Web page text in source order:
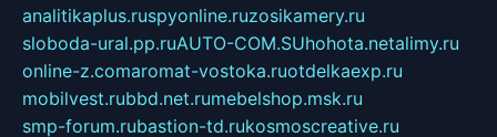
analitikaplus.ruspyonline.ruzosikamery.ru
sloboda-ural.pp.ruAUTO-COM.SUhohota.netalimy.ru
online-z.comaromat-vostoka.ruotdelkaexp.ru
mobilvest.rubbd.net.rumebelshop.msk.ru
smp-forum.rubastion-td.rukosmoscreative.ru